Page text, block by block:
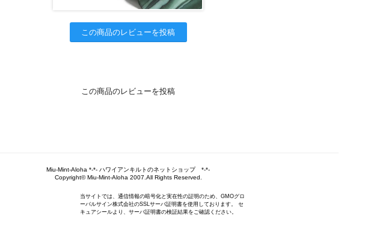
この商品のレビューを投稿
この商品のレビューを投稿
Miu-Mint-Aloha *-*- ハワイアンキルトのネットショップ *-*-
Copyright© Miu-Mint-Aloha 2007.All Rights Reserved.
当サイトでは、通信情報の暗号化と実在性の証明のため、GMOグロ
ーバルサイン株式会社のSSLサーバ証明書を使用しております。 セ
キュアシールより、サーバ証明書の検証結果をご確認ください。